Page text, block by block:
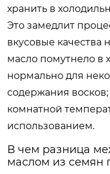
хранить в
Это замедлит
вкусовые качества
масло помутнело в
нормально для
содержания
комнатной
использованием.
В чем разница
маслом из семян